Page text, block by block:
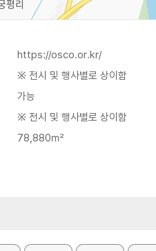
https://osco.or.kr/
※ 전시 및 행사별로 상이함
가능
※ 전시 및 행사별로 상이함
78,880㎡